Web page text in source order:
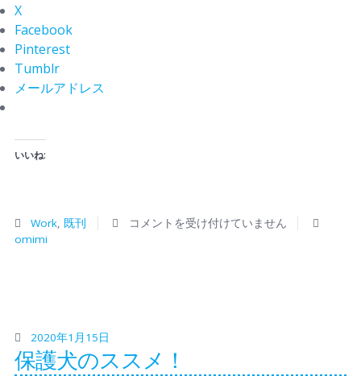
X
Facebook
Pinterest
Tumblr
メールアドレス
いいね:
Work, 既刊
コメントを受け付けていません
omimi
2020年1月15日
保護犬のススメ！